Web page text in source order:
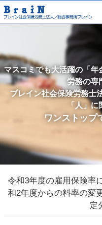
マスコミでも大活躍の「年
労務の専
ブレイン社会保険労務士
「人」に
ワンストップ
令和3年度の雇用保険
和2年度からの料率の変
定